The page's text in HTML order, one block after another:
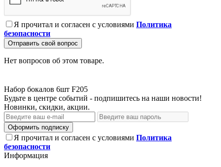
Я прочитал и согласен с условиями Политика
безопасности
Отправить свой вопрос
Нет вопросов об этом товаре.
Набор бокалов 6шт F205
Будьте в центре событий - подпишитесь на наши новости!
Новинки, скидки, акции.
Оформить подписку
Я прочитал и согласен с условиями Политика
безопасности
Информация